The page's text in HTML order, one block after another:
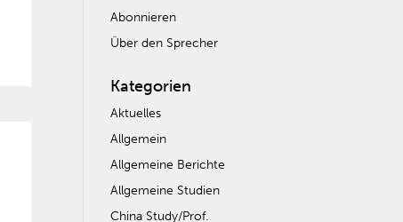
Abonnieren
Über den Sprecher
Kategorien
Aktuelles
Allgemein
Allgemeine Berichte
Allgemeine Studien
China Study/Prof.